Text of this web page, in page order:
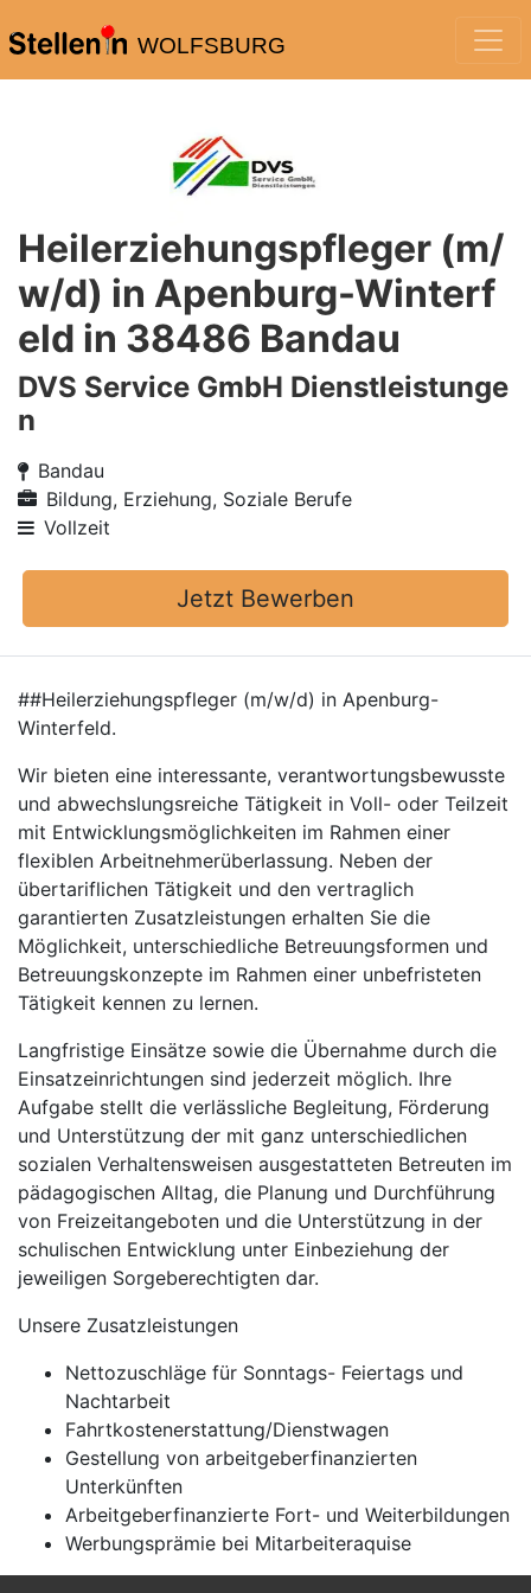
WOLFSBURG
Heilerziehungspfleger (m/
w/d) in Apenburg-Winterf
eld in 38486 Bandau
DVS Service GmbH Dienstleistunge
n
Bandau
Bildung, Erziehung, Soziale Berufe
Vollzeit
Jetzt Bewerben
##Heilerziehungspfleger (m/w/d) in Apenburg-
Winterfeld.
Wir bieten eine interessante, verantwortungsbewusste
und abwechslungsreiche Tätigkeit in Voll- oder Teilzeit
mit Entwicklungsmöglichkeiten im Rahmen einer
flexiblen Arbeitnehmerüberlassung. Neben der
übertariflichen Tätigkeit und den vertraglich
garantierten Zusatzleistungen erhalten Sie die
Möglichkeit, unterschiedliche Betreuungsformen und
Betreuungskonzepte im Rahmen einer unbefristeten
Tätigkeit kennen zu lernen.
Langfristige Einsätze sowie die Übernahme durch die
Einsatzeinrichtungen sind jederzeit möglich. Ihre
Aufgabe stellt die verlässliche Begleitung, Förderung
und Unterstützung der mit ganz unterschiedlichen
sozialen Verhaltensweisen ausgestatteten Betreuten im
pädagogischen Alltag, die Planung und Durchführung
von Freizeitangeboten und die Unterstützung in der
schulischen Entwicklung unter Einbeziehung der
jeweiligen Sorgeberechtigten dar.
Unsere Zusatzleistungen
Nettozuschläge für Sonntags- Feiertags und
Nachtarbeit
Fahrtkostenerstattung/Dienstwagen
Gestellung von arbeitgeberfinanzierten
Unterkünften
Arbeitgeberfinanzierte Fort- und Weiterbildungen
Werbungsprämie bei Mitarbeiteraquise